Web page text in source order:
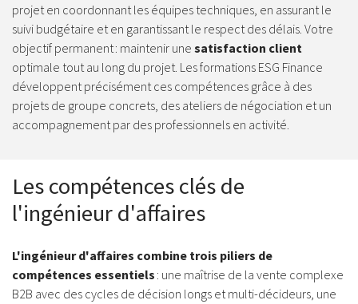
projet en coordonnant les équipes techniques, en assurant le
suivi budgétaire et en garantissant le respect des délais. Votre
objectif permanent : maintenir une satisfaction client
optimale tout au long du projet. Les formations ESG Finance
développent précisément ces compétences grâce à des
projets de groupe concrets, des ateliers de négociation et un
accompagnement par des professionnels en activité.
Les compétences clés de
l'ingénieur d'affaires
L'ingénieur d'affaires combine trois piliers de
compétences essentiels : une maîtrise de la vente complexe
B2B avec des cycles de décision longs et multi-décideurs, une